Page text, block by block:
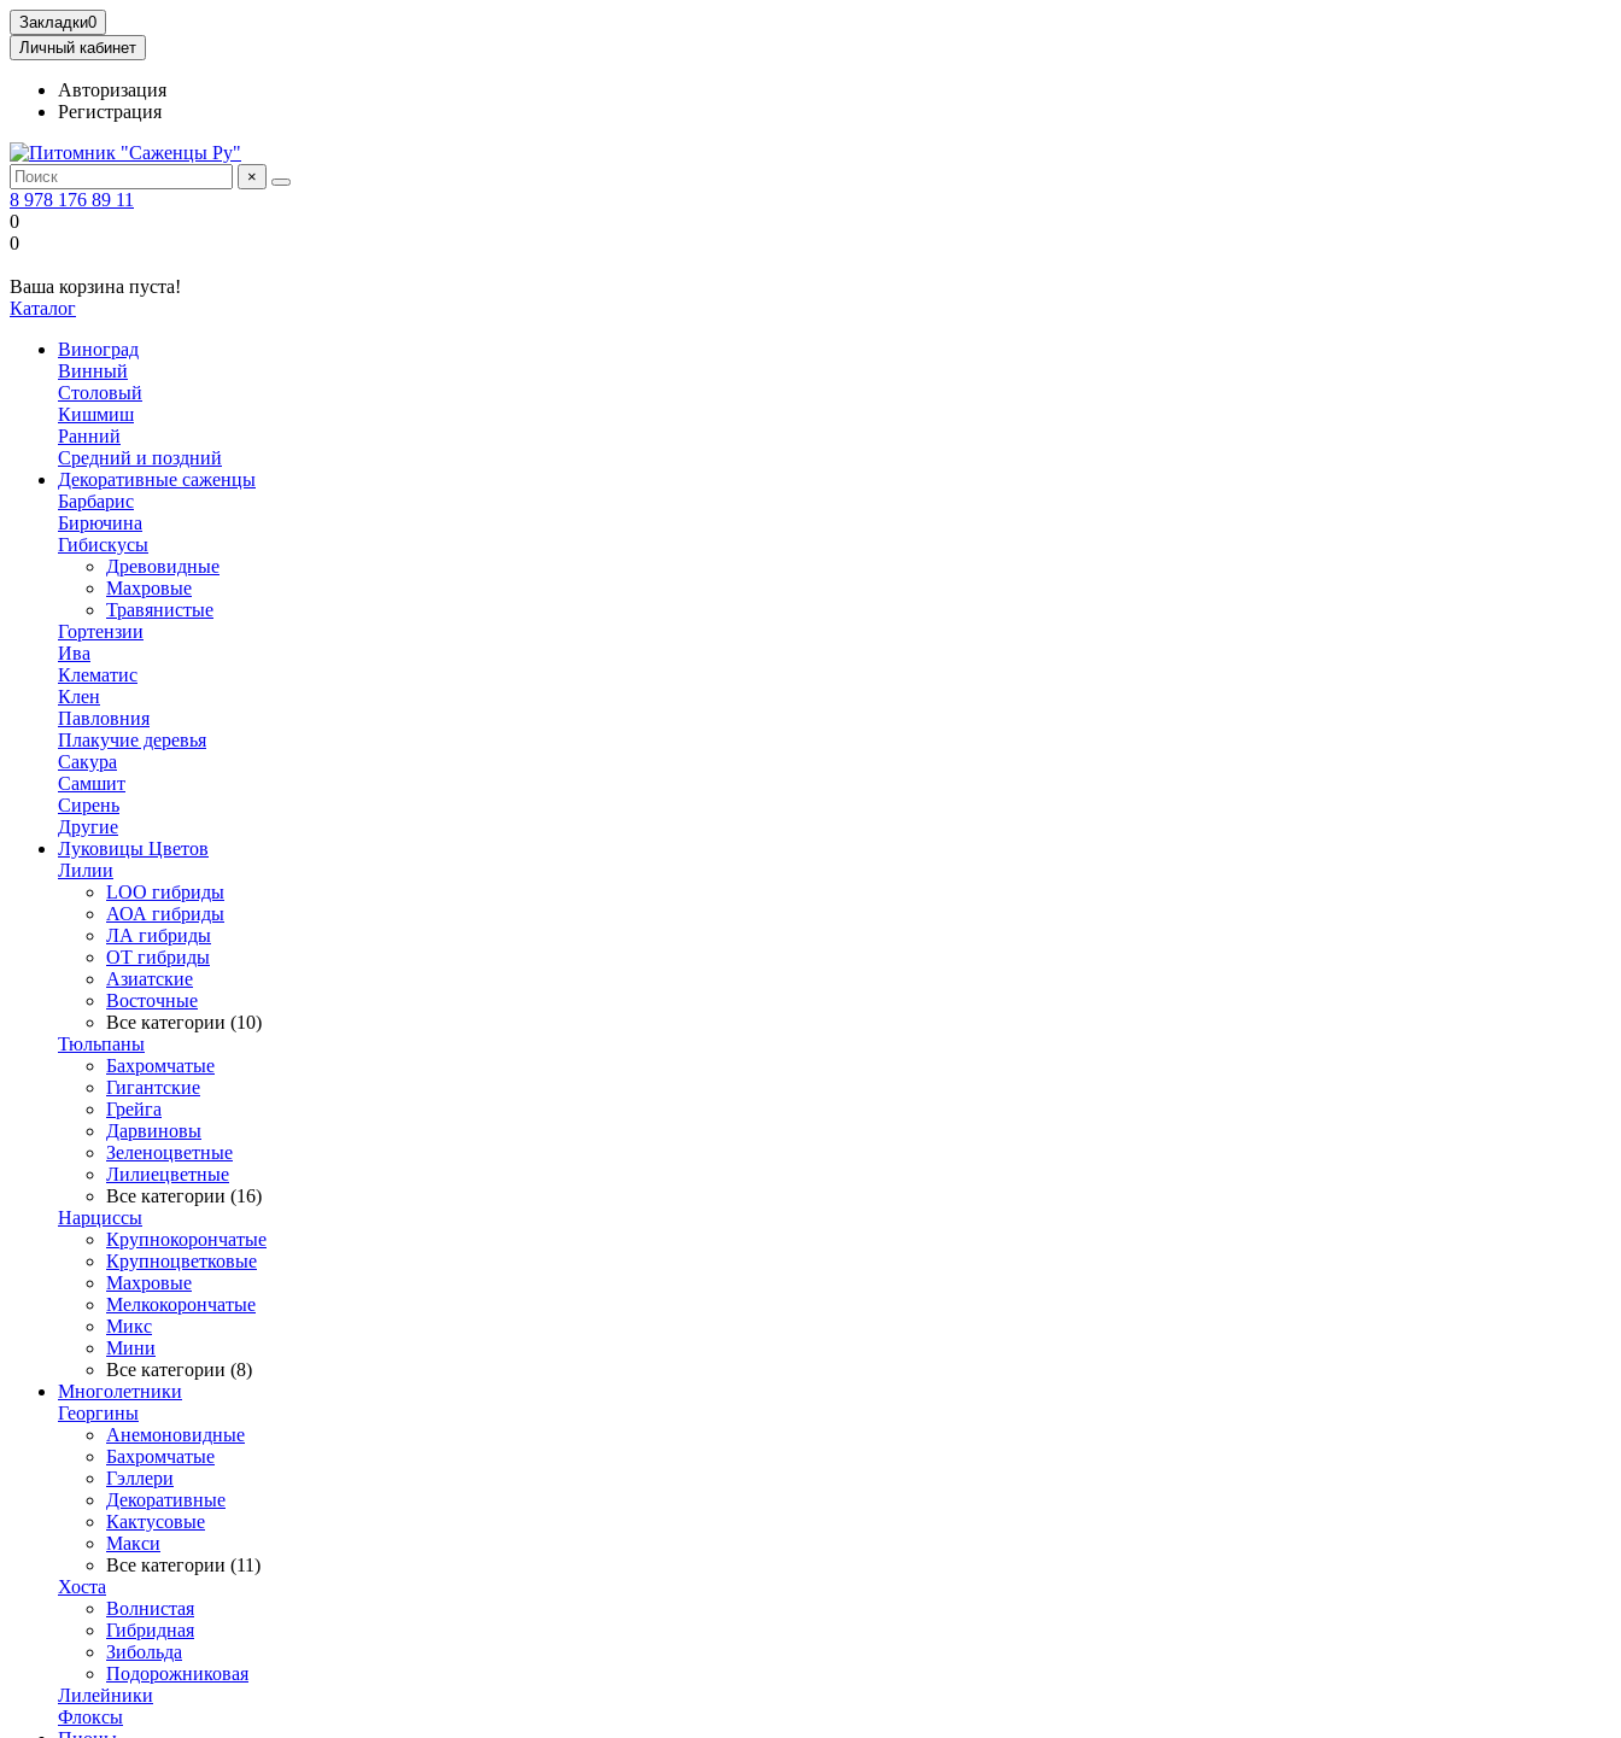
Закладки0
Личный кабинет
Авторизация
Регистрация
×
8 978 176 89 11
0
0
Ваша корзина пуста!
Каталог
Виноград
Винный
Столовый
Кишмиш
Ранний
Средний и поздний
Декоративные саженцы
Барбарис
Бирючина
Гибискусы
Древовидные
Махровые
Травянистые
Гортензии
Ива
Клематис
Клен
Павловния
Плакучие деревья
Сакура
Самшит
Сирень
Другие
Луковицы Цветов
Лилии
LOO гибриды
АОА гибриды
ЛА гибриды
ОТ гибриды
Азиатские
Восточные
Все категории (10)
Тюльпаны
Бахромчатые
Гигантские
Грейга
Дарвиновы
Зеленоцветные
Лилиецветные
Все категории (16)
Нарциссы
Крупнокорончатые
Крупноцветковые
Махровые
Мелкокорончатые
Микс
Мини
Все категории (8)
Многолетники
Георгины
Анемоновидные
Бахромчатые
Гэллери
Декоративные
Кактусовые
Макси
Все категории (11)
Хоста
Волнистая
Гибридная
Зибольда
Подорожниковая
Лилейники
Флоксы